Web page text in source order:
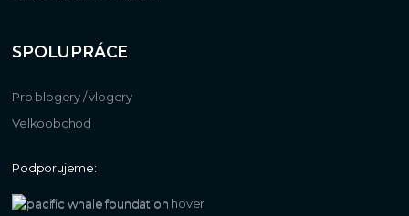
SPOLUPRÁCE
Pro blogery / vlogery
Velkoobchod
Podporujeme: